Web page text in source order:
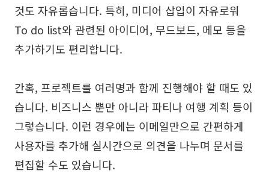
것도 자유롭습니다. 특히, 미디어 삽입이 자유로워
To do list와 관련된 아이디어, 무드보드, 메모 등을
추가하기도 편리합니다.
간혹, 프로젝트를 여러명과 함께 진행해야 할 때도 있
습니다. 비즈니스 뿐만 아니라 파티나 여행 계획 등이
그렇습니다. 이런 경우에는 이메일만으로 간편하게
사용자를 추가해 실시간으로 의견을 나누며 문서를
편집할 수도 있습니다.